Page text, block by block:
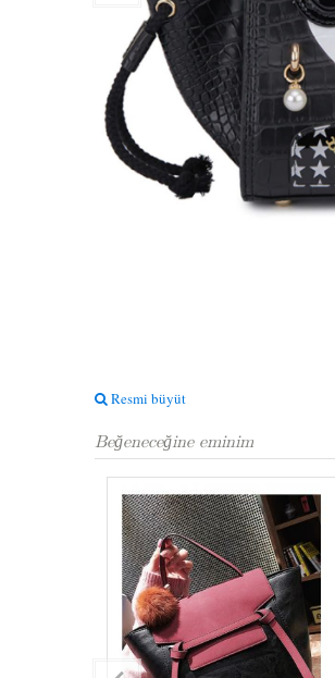
Resmi büyüt
Beğeneceğine eminim